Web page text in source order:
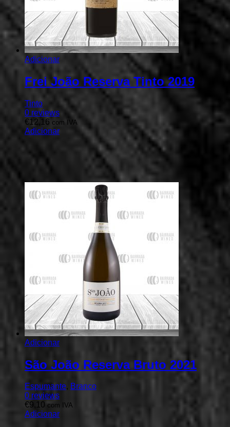
Adicionar
Frei João Reserva Tinto 2019
Tinto
0 reviews
€12,16 com IVA
Adicionar
Adicionar
São João Reserva Bruto 2021
Espumante, Branco
0 reviews
€9,10 com IVA
Adicionar